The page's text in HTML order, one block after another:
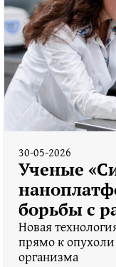
30-05-2026
Ученые
борьбы с
Новая
прямо к
организма